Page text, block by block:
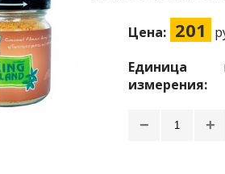
Цена: 201
Единица
измерения:
− +